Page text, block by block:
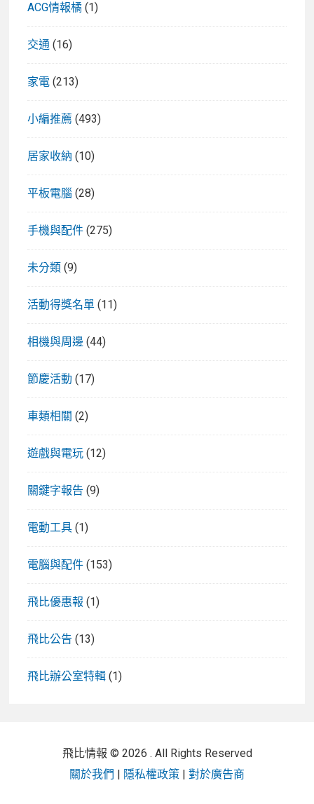
ACG情報橘 (1)
交通 (16)
家電 (213)
小編推薦 (493)
居家收納 (10)
平板電腦 (28)
手機與配件 (275)
未分類 (9)
活動得獎名單 (11)
相機與周邊 (44)
節慶活動 (17)
車類相關 (2)
遊戲與電玩 (12)
關鍵字報告 (9)
電動工具 (1)
電腦與配件 (153)
飛比優惠報 (1)
飛比公告 (13)
飛比辦公室特輯 (1)
飛比情報 © 2026 . All Rights Reserved
關於我們 | 隱私權政策 | 對於廣告商